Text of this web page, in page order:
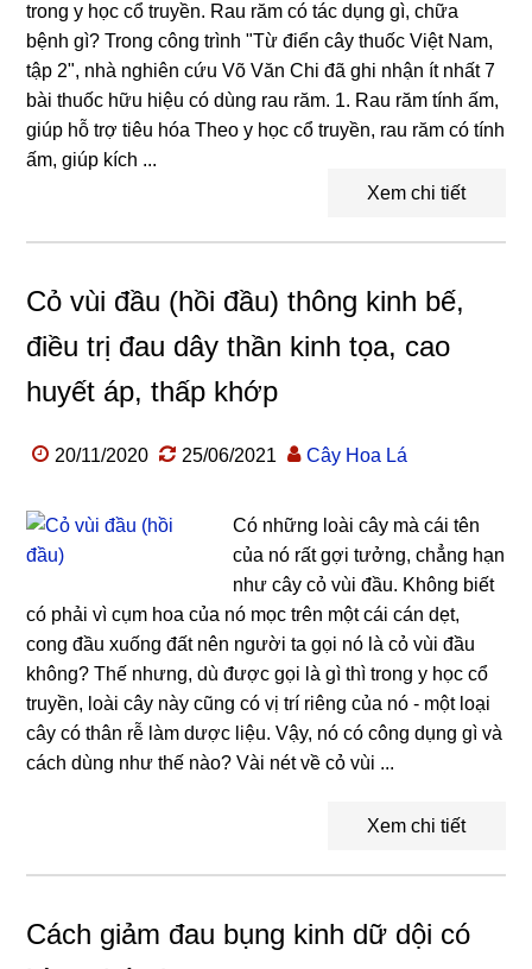
trong y học cổ truyền. Rau răm có tác dụng gì, chữa
bệnh gì? Trong công trình "Từ điển cây thuốc Việt Nam,
tập 2", nhà nghiên cứu Võ Văn Chi đã ghi nhận ít nhất 7
bài thuốc hữu hiệu có dùng rau răm. 1. Rau răm tính ấm,
giúp hỗ trợ tiêu hóa Theo y học cổ truyền, rau răm có tính
ấm, giúp kích ...
Xem chi tiết
Cỏ vùi đầu (hồi đầu) thông kinh bế,
điều trị đau dây thần kinh tọa, cao
huyết áp, thấp khớp
20/11/2020 25/06/2021 Cây Hoa Lá
Có những loài cây mà cái tên
của nó rất gợi tưởng, chẳng hạn
như cây cỏ vùi đầu. Không biết
có phải vì cụm hoa của nó mọc trên một cái cán dẹt,
cong đầu xuống đất nên người ta gọi nó là cỏ vùi đầu
không? Thế nhưng, dù được gọi là gì thì trong y học cổ
truyền, loài cây này cũng có vị trí riêng của nó - một loại
cây có thân rễ làm dược liệu. Vậy, nó có công dụng gì và
cách dùng như thế nào? Vài nét về cỏ vùi ...
Xem chi tiết
Cách giảm đau bụng kinh dữ dội có